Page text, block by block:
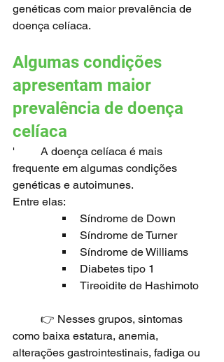
genéticas com maior prevalência de
doença celíaca.
Algumas condições
apresentam maior
prevalência de doença
celíaca
'	A doença celíaca é mais
frequente em algumas condições
genéticas e autoimunes.
Entre elas:
Síndrome de Down
Síndrome de Turner
Síndrome de Williams
Diabetes tipo 1
Tireoidite de Hashimoto
como baixa estatura, anemia,
alterações gastrointestinais, fadiga ou